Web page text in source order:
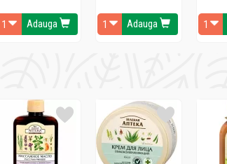
actiune recomandat, clateste cu apa
Adauga Adauga